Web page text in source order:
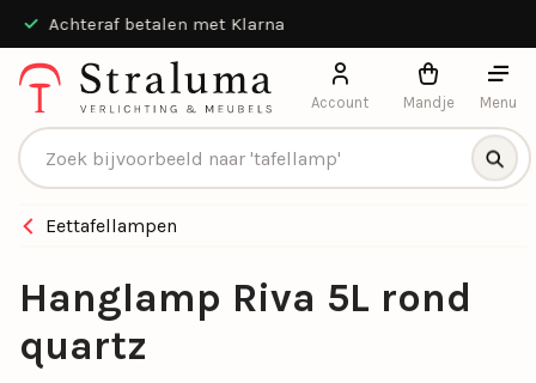
Achteraf betalen met Klarna
Producten zoeken
Account Mandje Menu
Eettafellampen
Hanglamp Riva 5L rond
quartz